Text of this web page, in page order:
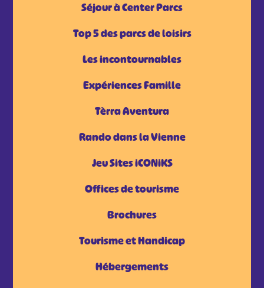
Séjour à Center Parcs
Top 5 des parcs de loisirs
Les incontournables
Expériences Famille
Tèrra Aventura
Rando dans la Vienne
Jeu Sites iCONiKS
Offices de tourisme
Brochures
Tourisme et Handicap
Hébergements